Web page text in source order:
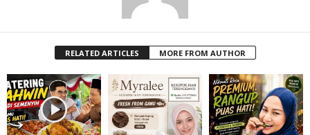
RELATED ARTICLES MORE FROM AUTHOR